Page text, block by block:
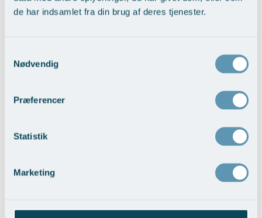
de har indsamlet fra din brug af deres tjenester.
Nødvendig
Præferencer
Statistik
Marketing
Udjævning af kropskontur med
Vis behandlingseksempler